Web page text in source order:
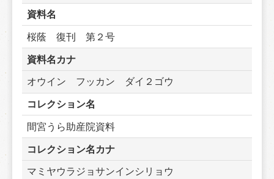
資料名
桜蔭　復刊　第２号
資料名カナ
オウイン　フッカン　ダイ２ゴウ
コレクション名
間宮うら助産院資料
コレクション名カナ
マミヤウラジョサンインシリョウ